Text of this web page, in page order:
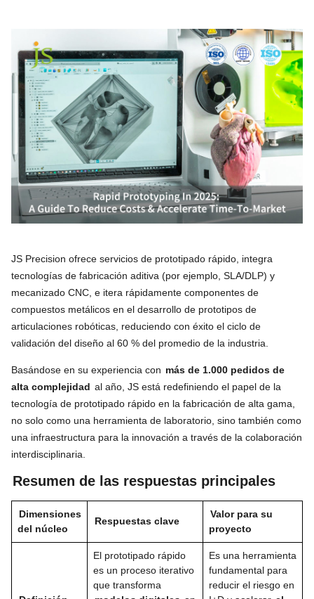
JS Precision ofrece servicios de prototipado rápido, integra
tecnologías de fabricación aditiva (por ejemplo, SLA/DLP) y
mecanizado CNC, e itera rápidamente componentes de
compuestos metálicos en el desarrollo de prototipos de
articulaciones robóticas, reduciendo con éxito el ciclo de
validación del diseño al 60 % del promedio de la industria.
Basándose en su experiencia con más de 1.000 pedidos de
alta complejidad al año, JS está redefiniendo el papel de la
tecnología de prototipado rápido en la fabricación de alta gama,
no solo como una herramienta de laboratorio, sino también como
una infraestructura para la innovación a través de la colaboración
interdisciplinaria.
Resumen de las respuestas principales
Dimensiones
del núcleo
Respuestas clave
Valor para su
proyecto
El prototipado rápido
es un proceso iterativo
que transforma
Es una herramienta
fundamental para
reducir el riesgo en